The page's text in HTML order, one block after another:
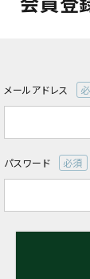
メールアドレス
(
パスワード
(必